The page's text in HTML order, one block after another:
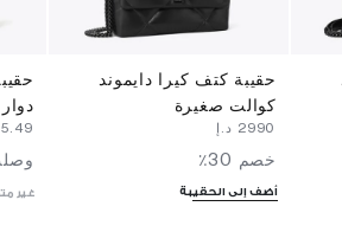
حقيبة كتف كيرا دايموند
كوالت صغيرة
خصم 30٪
أضف إلى الحقيبة
دوار
غير